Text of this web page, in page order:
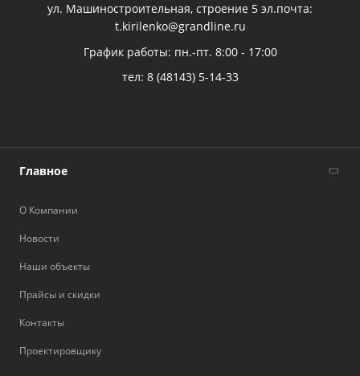
Главное
О Компании
Новости
Наши объекты
Прайсы и скидки
Контакты
Проектировщику
ул. Машиностроительная, строение 5 эл.почта:
t.kirilenko@grandline.ru
График работы: пн.-пт. 8:00 - 17:00
тел: 8 (48143) 5-14-33